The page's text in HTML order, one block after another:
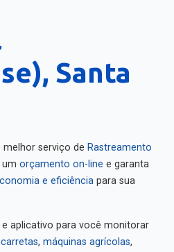
Santa
serviço de Rastreamento
orçamento on-line e garanta
e eficiência para sua
aplicativo para você monitorar
carretas, máquinas agrícolas,